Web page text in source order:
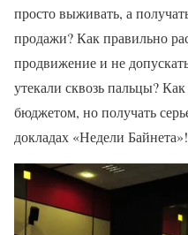
просто выживать, а
продажи? Как правильно
продвижение и не
утекали сквозь пальцы?
бюджетом, но получать
докладах «Недели Байнета»!